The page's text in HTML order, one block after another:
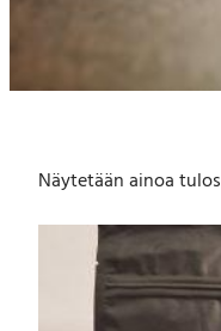
Näytetään ainoa tulos